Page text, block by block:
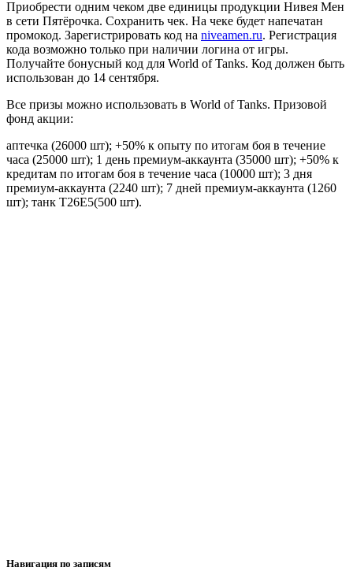
Приобрести одним чеком две единицы продукции Нивея Мен
в сети Пятёрочка. Сохранить чек. На чеке будет напечатан
промокод. Зарегистрировать код на niveamen.ru. Регистрация
кода возможно только при наличии логина от игры.
Получайте бонусный код для World of Tanks. Код должен быть
использован до 14 сентября.
Все призы можно использовать в World of Tanks. Призовой
фонд акции:
аптечка (26000 шт); +50% к опыту по итогам боя в течение
часа (25000 шт); 1 день премиум-аккаунта (35000 шт); +50% к
кредитам по итогам боя в течение часа (10000 шт); 3 дня
премиум-аккаунта (2240 шт); 7 дней премиум-аккаунта (1260
шт); танк T26E5(500 шт).
Навигация по записям